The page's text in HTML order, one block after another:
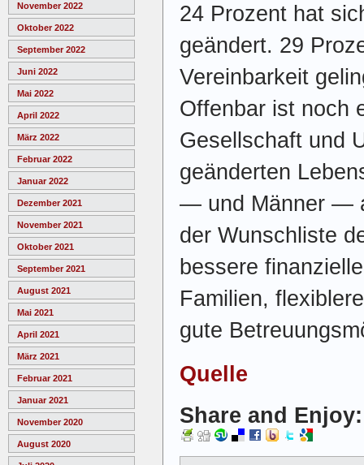
November 2022
Oktober 2022
September 2022
Juni 2022
Mai 2022
April 2022
März 2022
Februar 2022
Januar 2022
Dezember 2021
November 2021
Oktober 2021
September 2021
August 2021
Mai 2021
April 2021
März 2021
Februar 2021
Januar 2021
November 2020
August 2020
24 Prozent hat
geändert. 29
Vereinbarkeit
Offenbar ist noch
Gesellschaft und
geänderten
— und Männer —
der Wunschliste
bessere
Familien,
gute
Quelle
Share and Enjoy: